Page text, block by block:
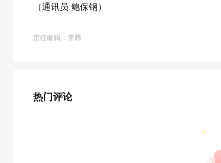
（通讯员 鲍保钢）
责任编辑：李腾
热门评论